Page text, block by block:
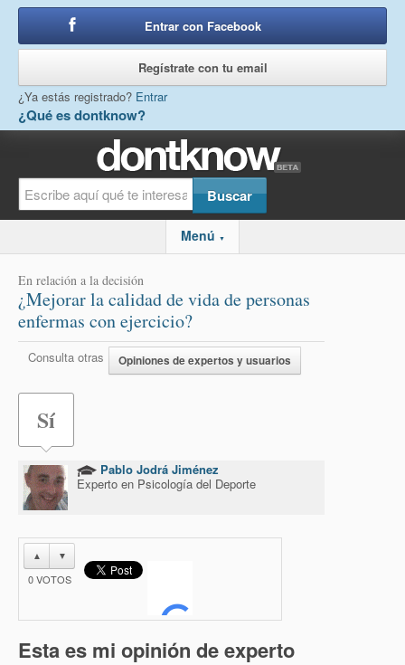
¿Qué es dontknow?
Entrar con Facebook
Regístrate con tu email
¿Ya estás registrado? Entrar
Menú ▼
En relación a la decisión
¿Mejorar la calidad de vida de personas
enfermas con ejercicio?
Consulta otras Opiniones de expertos y usuarios
Sí
Pablo Jodrá Jiménez
Experto en Psicología del Deporte
▲ ▼
0VOTOS
Esta es mi opinión de experto